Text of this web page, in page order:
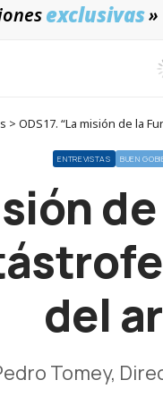
exclusivas»
ODS17. “La misión de la
ENTREVISTAS BUEN
del
Tomey,